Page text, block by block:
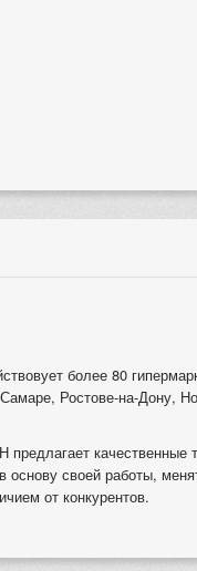
более 80
Ростове-на-Дону,
качественные
своей работы,
от конкурентов.